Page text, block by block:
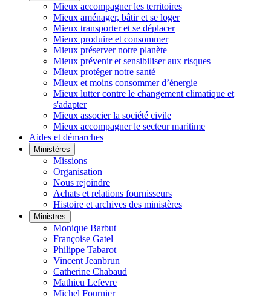
Mieux accompagner les territoires
Mieux aménager, bâtir et se loger
Mieux transporter et se déplacer
Mieux produire et consommer
Mieux préserver notre planète
Mieux prévenir et sensibiliser aux risques
Mieux protéger notre santé
Mieux et moins consommer d’énergie
Mieux lutter contre le changement climatique et
s'adapter
Mieux associer la société civile
Mieux accompagner le secteur maritime
Aides et démarches
Ministères
Missions
Organisation
Nous rejoindre
Achats et relations fournisseurs
Histoire et archives des ministères
Ministres
Monique Barbut
Françoise Gatel
Philippe Tabarot
Vincent Jeanbrun
Catherine Chabaud
Mathieu Lefevre
Michel Fournier